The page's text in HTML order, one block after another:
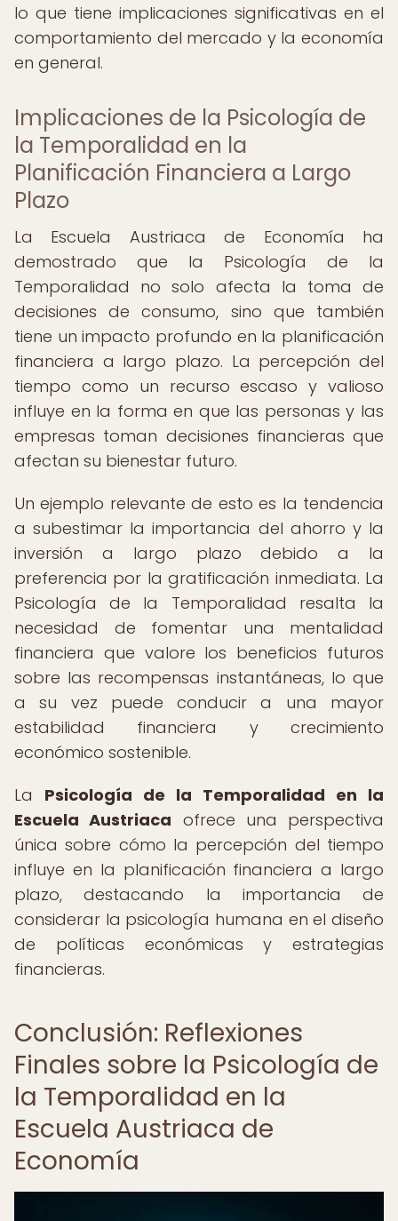
lo que tiene implicaciones significativas en el
comportamiento del mercado y la economía
en general.
Implicaciones de la Psicología de
la Temporalidad en la
Planificación Financiera a Largo
Plazo
La Escuela Austriaca de Economía ha
demostrado que la Psicología de la
Temporalidad no solo afecta la toma de
decisiones de consumo, sino que también
tiene un impacto profundo en la planificación
financiera a largo plazo. La percepción del
tiempo como un recurso escaso y valioso
influye en la forma en que las personas y las
empresas toman decisiones financieras que
afectan su bienestar futuro.
Un ejemplo relevante de esto es la tendencia
a subestimar la importancia del ahorro y la
inversión a largo plazo debido a la
preferencia por la gratificación inmediata. La
Psicología de la Temporalidad resalta la
necesidad de fomentar una mentalidad
financiera que valore los beneficios futuros
sobre las recompensas instantáneas, lo que
a su vez puede conducir a una mayor
estabilidad financiera y crecimiento
económico sostenible.
La Psicología de la Temporalidad en la
Escuela Austriaca ofrece una perspectiva
única sobre cómo la percepción del tiempo
influye en la planificación financiera a largo
plazo, destacando la importancia de
considerar la psicología humana en el diseño
de políticas económicas y estrategias
financieras.
Conclusión: Reflexiones
Finales sobre la Psicología de
la Temporalidad en la
Escuela Austriaca de
Economía